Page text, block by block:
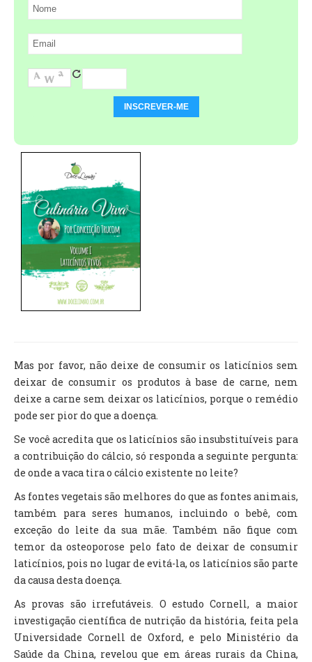
Mas por favor, não deixe de consumir os laticínios sem
deixar de consumir os produtos à base de carne, nem
deixe a carne sem deixar os laticínios, porque o remédio
pode ser pior do que a doença.
Se você acredita que os laticínios são insubstituíveis para
a contribuição do cálcio, só responda a seguinte pergunta:
de onde a vaca tira o cálcio existente no leite?
As fontes vegetais são melhores do que as fontes animais,
também para seres humanos, incluindo o bebê, com
exceção do leite da sua mãe. Também não fique com
temor da osteoporose pelo fato de deixar de consumir
laticínios, pois no lugar de evitá-la, os laticínios são parte
da causa desta doença.
As provas são irrefutáveis. O estudo Cornell, a maior
investigação científica de nutrição da história, feita pela
Universidade Cornell de Oxford, e pelo Ministério da
Saúde da China, revelou que em áreas rurais da China,